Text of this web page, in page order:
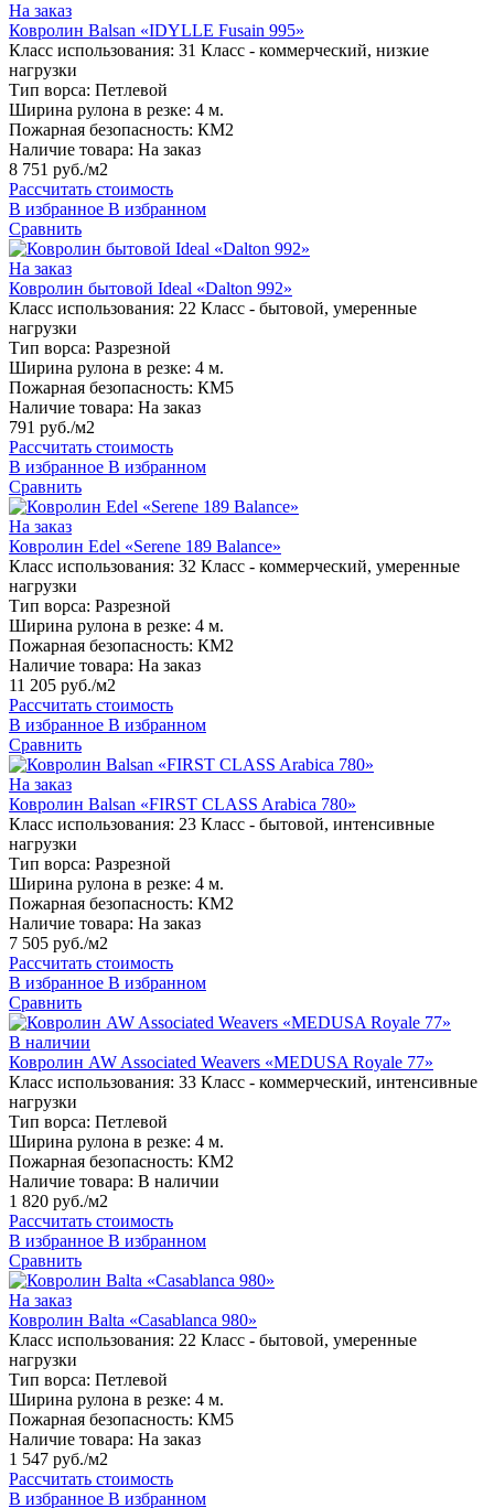
На заказ
Ковролин Balsan «IDYLLE Fusain 995»
Класс использования: 31 Класс - коммерческий, низкие
нагрузки
Тип ворса: Петлевой
Ширина рулона в резке: 4 м.
Пожарная безопасность: КМ2
Наличие товара: На заказ
8 751 руб./м2
Рассчитать стоимость
В избранное В избранном
Сравнить
На заказ
Ковролин бытовой Ideal «Dalton 992»
Класс использования: 22 Класс - бытовой, умеренные
нагрузки
Тип ворса: Разрезной
Ширина рулона в резке: 4 м.
Пожарная безопасность: КМ5
Наличие товара: На заказ
791 руб./м2
Рассчитать стоимость
В избранное В избранном
Сравнить
На заказ
Ковролин Edel «Serene 189 Balance»
Класс использования: 32 Класс - коммерческий, умеренные
нагрузки
Тип ворса: Разрезной
Ширина рулона в резке: 4 м.
Пожарная безопасность: КМ2
Наличие товара: На заказ
11 205 руб./м2
Рассчитать стоимость
В избранное В избранном
Сравнить
На заказ
Ковролин Balsan «FIRST CLASS Arabica 780»
Класс использования: 23 Класс - бытовой, интенсивные
нагрузки
Тип ворса: Разрезной
Ширина рулона в резке: 4 м.
Пожарная безопасность: КМ2
Наличие товара: На заказ
7 505 руб./м2
Рассчитать стоимость
В избранное В избранном
Сравнить
В наличии
Ковролин AW Associated Weavers «MEDUSA Royale 77»
Класс использования: 33 Класс - коммерческий, интенсивные
нагрузки
Тип ворса: Петлевой
Ширина рулона в резке: 4 м.
Пожарная безопасность: КМ2
Наличие товара: В наличии
1 820 руб./м2
Рассчитать стоимость
В избранное В избранном
Сравнить
На заказ
Ковролин Balta «Casablanca 980»
Класс использования: 22 Класс - бытовой, умеренные
нагрузки
Тип ворса: Петлевой
Ширина рулона в резке: 4 м.
Пожарная безопасность: КМ5
Наличие товара: На заказ
1 547 руб./м2
Рассчитать стоимость
В избранное В избранном